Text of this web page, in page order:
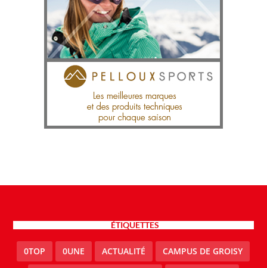
ÉTIQUETTES
0TOP 0UNE ACTUALITÉ CAMPUS DE GROISY